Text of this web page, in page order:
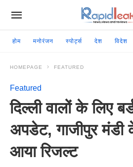
होम मनोरंजन स्पोर्ट्स देश विदेश
HOMEPAGE FEATURED
Featured
दिल्ली वालों के लिए
अपडेट, गाजीपुर
आया रिजल्ट